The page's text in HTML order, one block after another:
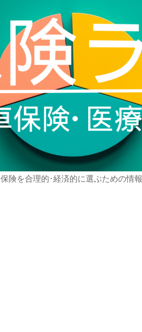
保険を合理的･経済的に選ぶための情報